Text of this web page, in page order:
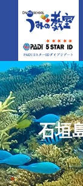
石垣